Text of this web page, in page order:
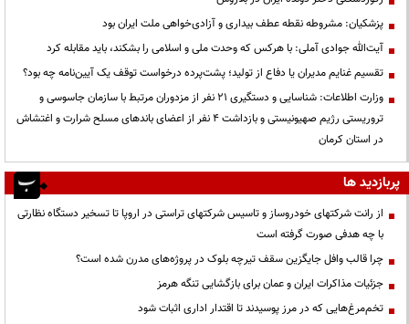
پزشکیان: مشروطه نقطه عطف بیداری و آزادی‌خواهی ملت ایران بود
آیت‌الله جوادی آملی: با هرکس که وحدت ملی و اسلامی را بشکند، باید مقابله کرد
تقسیم غنایم مدیران یا دفاع از تولید؛ پشت‌پرده درخواست توقف یک آیین‌نامه چه بود؟
وزارت اطلاعات: شناسایی و دستگیری ۲۱ نفر از مزدوران مرتبط با سازمان جاسوسی و
تروریستی رژیم صهیونیستی و بازداشت ۴ نفر از اعضای باندهای مسلح شرارت و اغتشاش
در استان کرمان
پربازدید ها
از رانت‌ شرکتهای خودروساز و تاسیس شرکتهای تراستی در اروپا تا تسخیر دستگاه نظارتی
با چه هدفی صورت گرفته است
چرا قالب وافل جایگزین سقف تیرچه بلوک در پروژه‌های مدرن شده است؟
جزئیات مذاکرات ایران و عمان برای بازگشایی تنگه هرمز
تخم‌مرغ‌هایی که در مرز پوسیدند تا اقتدار اداری اثبات شود